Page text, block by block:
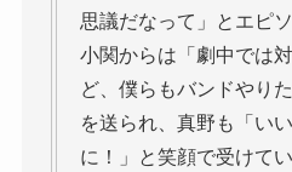
思議だなって」とエピ
小関からは「劇中では
ど、僕らもバンドやり
を送られ、真野も「い
に！」と笑顔で受けてい